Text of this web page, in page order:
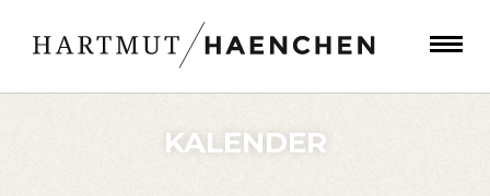
KALENDER